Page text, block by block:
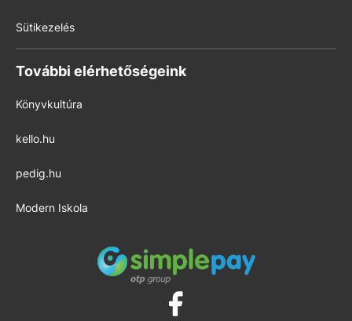
Sütikezelés
További elérhetőségeink
Könyvkultúra
kello.hu
pedig.hu
Modern Iskola